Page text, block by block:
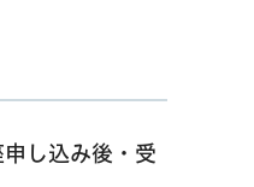
し込み後・受